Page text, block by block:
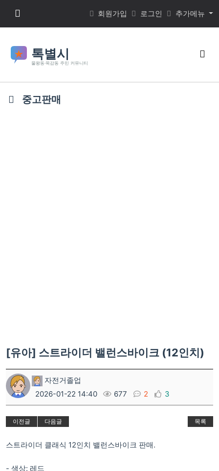
메뉴 버튼 회원가입 로그인 추가메뉴
검
중고판매
[유아] 스트라이더 밸런스바이크 (12인치)
자전거졸업
2026-01-22 14:40
677 2 3
이전글 다음글 목록
스트라이더 클래식 12인치 밸런스바이크 판매.
- 색상: 레드